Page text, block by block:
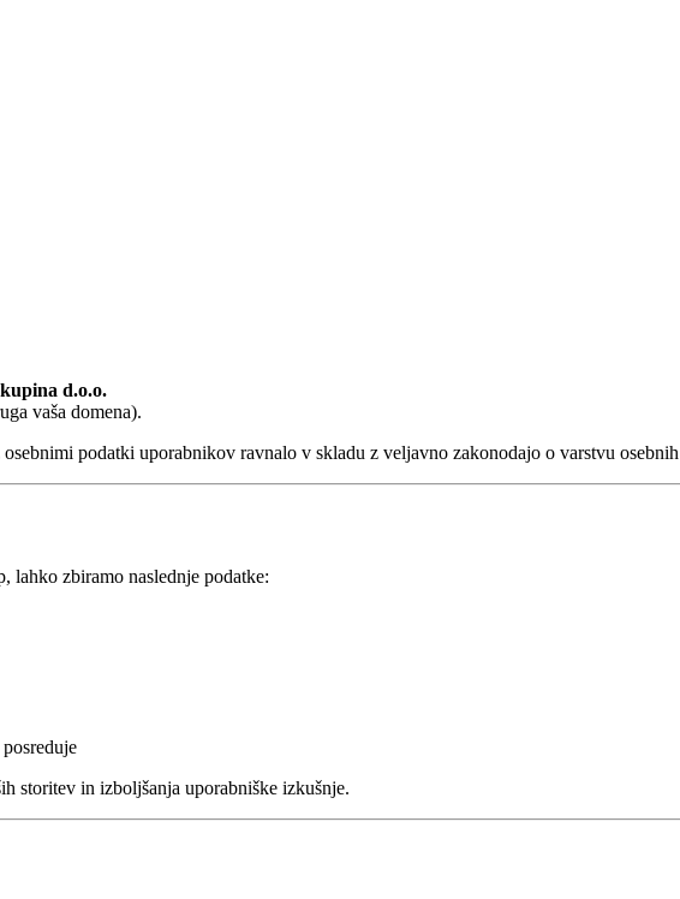
d.o.o.
vaša domena).
podatki uporabnikov ravnalo v skladu z veljavno zakonodajo o varstvu
lahko zbiramo naslednje podatke:
storitev in izboljšanja uporabniške izkušnje.